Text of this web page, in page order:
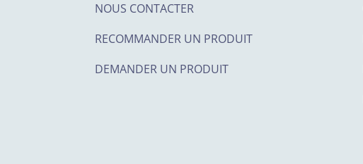
NOUS CONTACTER
RECOMMANDER UN PRODUIT
DEMANDER UN PRODUIT